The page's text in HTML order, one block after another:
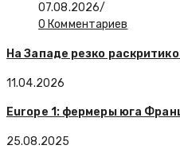
07.08.2026/
0 Комментариев
На Западе резко
11.04.2026
Europe 1: фермеры юга
25.08.2025